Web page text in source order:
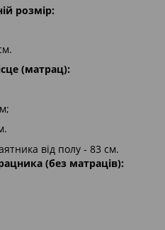
розмір:
(матрац):
від полу - 83 см.
(без матраців):